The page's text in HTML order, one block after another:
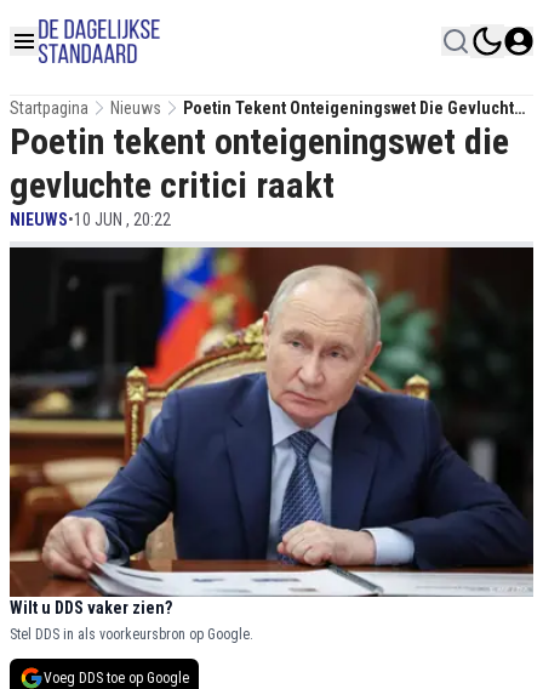
Startpagina Nieuws
Poetin Tekent Onteigeningswet Die Gevluchte
Critici Raakt
Poetin tekent onteigeningswet die
gevluchte critici raakt
NIEUWS•10 JUN , 20:22
Wilt u DDS vaker zien?
Stel DDS in als voorkeursbron op Google.
Voeg DDS toe op Google